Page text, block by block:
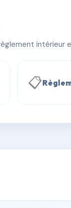
intérieur
📋